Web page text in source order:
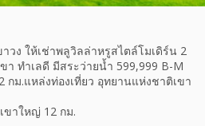
วง ให้เช่าพลูวิลล่าหรูสไตล์โมเดิร์น 2
ทำเลดี มีสระว่ายน้ำ 599,999 B-M
กม.แหล่งท่องเที่ยว อุทยานแห่งชาติเขา
ขาใหญ่ 12 กม.